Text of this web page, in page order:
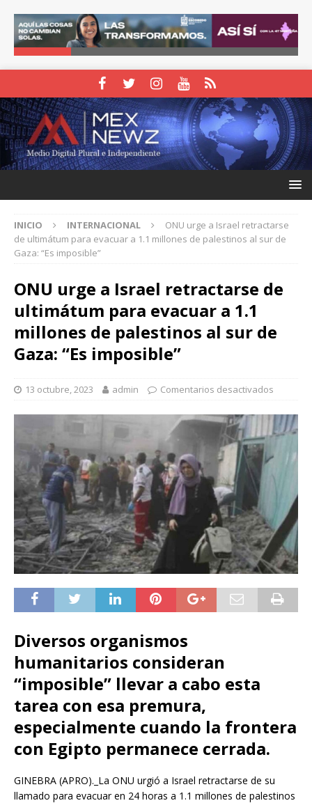
INICIO INTERNACIONAL
ONU urge a Israel retractarse
de ultimátum para evacuar a 1.1 millones de palestinos al sur de
Gaza: “Es imposible”
ONU urge a Israel retractarse de
ultimátum para evacuar a 1.1
millones de palestinos al sur de
Gaza: “Es imposible”
13 octubre, 2023 admin Comentarios desactivados
Diversos organismos
humanitarios consideran
“imposible” llevar a cabo esta
tarea con esa premura,
especialmente cuando la frontera
con Egipto permanece cerrada.
GINEBRA (APRO)._La ONU urgió a Israel retractarse de su
llamado para evacuar en 24 horas a 1.1 millones de palestinos